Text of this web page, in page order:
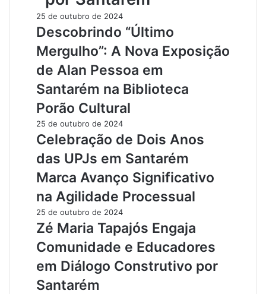
25 de outubro de 2024
Descobrindo “Último
Mergulho”: A Nova Exposição
de Alan Pessoa em
Santarém na Biblioteca
Porão Cultural
25 de outubro de 2024
Celebração de Dois Anos
das UPJs em Santarém
Marca Avanço Significativo
na Agilidade Processual
25 de outubro de 2024
Zé Maria Tapajós Engaja
Comunidade e Educadores
em Diálogo Construtivo por
Santarém